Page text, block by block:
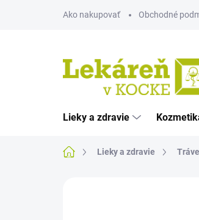
Ako nakupovať Obchodné
Lieky a zdravie
DomovLieky a zdravie